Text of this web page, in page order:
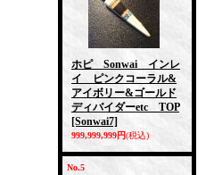
ホピ Sonwai インレ
イ ピンクコーラル&
アイボリー&ゴールド
ディバイダーetc TOP
[Sonwai7]
999,999,999円(税込)
No.5